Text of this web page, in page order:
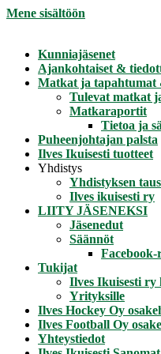
Mene sisältöön
Kunniajäsenet
Ajankohtaiset &
Matkat ja tapahtumat
Tulevat matkat
Matkaraportit
Tietoa ja
Puheenjohtajan palsta
Ilves Ikuisesti tuotteet
Yhdistys
Yhdistyksen
Ilves ikuisesti ry
LIITY JÄSENEKSI
Jäsenedut
Säännöt
Tukijat
Ilves Ikuisesti ry
Yrityksille
Ilves Hockey Oy
Ilves Football Oy
Yhteystiedot